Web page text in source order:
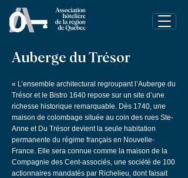
Auberge du Trésor
« L’ensemble architectural regroupant l’Auberge du
Trésor et le Bistro 1640 repose sur un site d’une
richesse historique remarquable. Dès 1740, une
maison de colombage située au coin des rues Ste-
Anne et Du Trésor devient la seule habitation
permanente du régime français en Nouvelle-
France. Elle sera connue comme la maison de la
Compagnie des Cent-associés, une société de 100
actionnaires mandatés par Richelieu, dont faisait